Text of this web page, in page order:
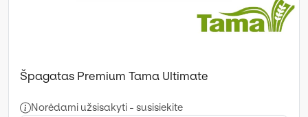
Špagatas Premium Tama Ultimate
Norėdami užsisakyti - susisiekite